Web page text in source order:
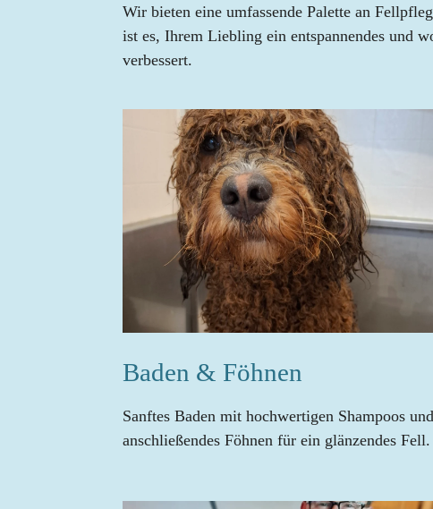
Wir bieten eine umfassende Palette an
ist es, Ihrem Liebling ein entspannendes und
verbessert.
Baden & Föhnen
Sanftes Baden mit hochwertigen Shampoos und
anschließendes Föhnen für ein glänzendes Fell.